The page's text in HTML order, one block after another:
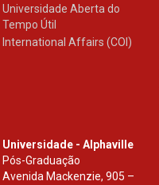
Universidade Aberta do
Tempo Útil
International Affairs (COI)
Universidade - Alphaville
Pós-Graduação
Avenida Mackenzie, 905 –